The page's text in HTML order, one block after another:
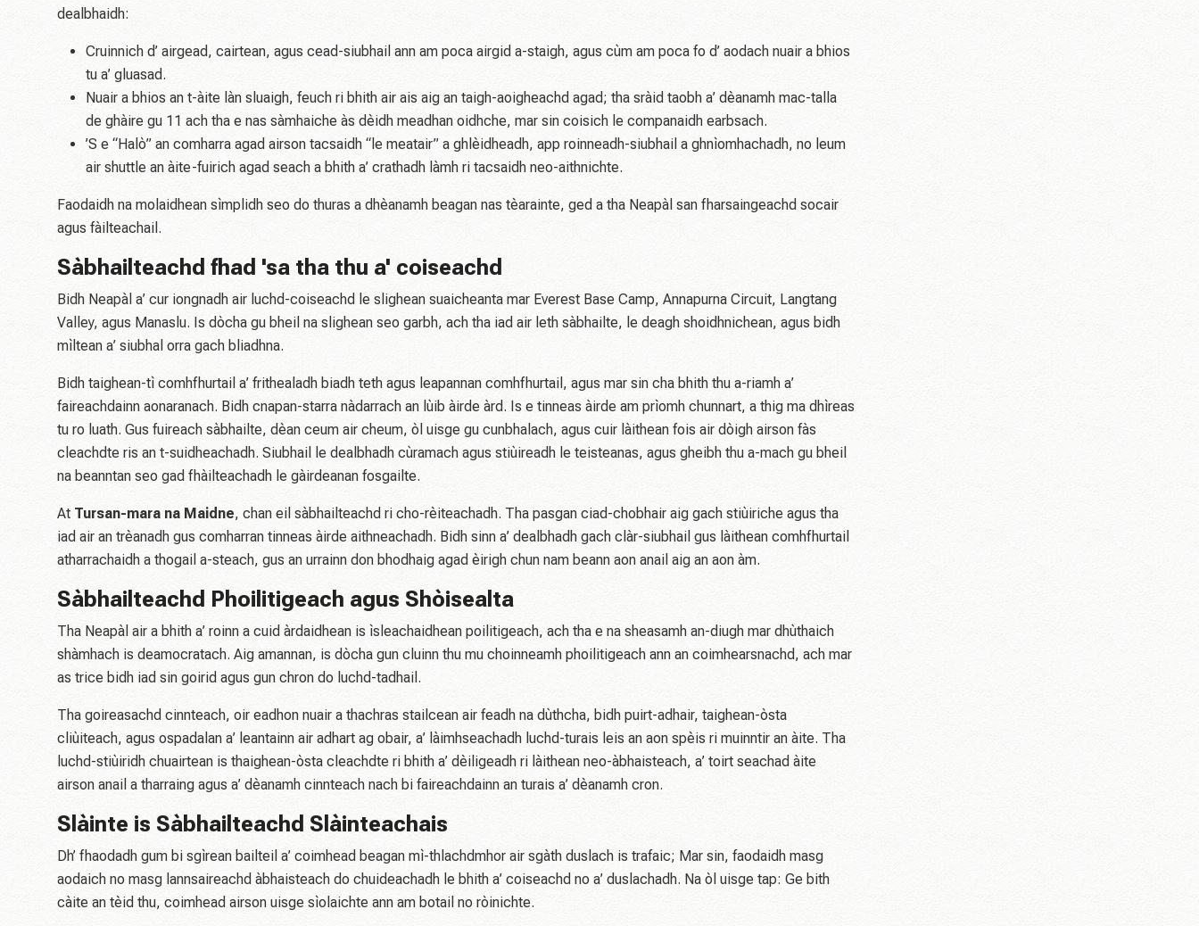
dealbhaidh:
Cruinnich d’ airgead, cairtean, agus cead-siubhail ann am poca airgid a-staigh, agus cùm am poca fo d’ aodach nuair a bhios
tu a’ gluasad.
Nuair a bhios an t-àite làn sluaigh, feuch ri bhith air ais aig an taigh-aoigheachd agad; tha sràid taobh a’ dèanamh mac-talla
de ghàire gu 11 ach tha e nas sàmhaiche às dèidh meadhan oidhche, mar sin coisich le companaidh earbsach.
’S e “Halò” an comharra agad airson tacsaidh “le meatair” a ghlèidheadh, app roinneadh-siubhail a ghnìomhachadh, no leum
air shuttle an àite-fuirich agad seach a bhith a’ crathadh làmh ri tacsaidh neo-aithnichte.
Faodaidh na molaidhean sìmplidh seo do thuras a dhèanamh beagan nas tèarainte, ged a tha Neapàl san fharsaingeachd socair
agus fàilteachail.
Sàbhailteachd fhad 'sa tha thu a' coiseachd
Bidh Neapàl a’ cur iongnadh air luchd-coiseachd le slighean suaicheanta mar Everest Base Camp, Annapurna Circuit, Langtang
Valley, agus Manaslu. Is dòcha gu bheil na slighean seo garbh, ach tha iad air leth sàbhailte, le deagh shoidhnichean, agus bidh
mìltean a’ siubhal orra gach bliadhna.
Bidh taighean-tì comhfhurtail a’ frithealadh biadh teth agus leapannan comhfhurtail, agus mar sin cha bhith thu a-riamh a’
faireachdainn aonaranach. Bidh cnapan-starra nàdarrach an lùib àirde àrd. Is e tinneas àirde am prìomh chunnart, a thig ma dhìreas
tu ro luath. Gus fuireach sàbhailte, dèan ceum air cheum, òl uisge gu cunbhalach, agus cuir làithean fois air dòigh airson fàs
cleachdte ris an t-suidheachadh. Siubhail le dealbhadh cùramach agus stiùireadh le teisteanas, agus gheibh thu a-mach gu bheil
na beanntan seo gad fhàilteachadh le gàirdeanan fosgailte.
At Tursan-mara na Maidne, chan eil sàbhailteachd ri cho-rèiteachadh. Tha pasgan ciad-chobhair aig gach stiùiriche agus tha
iad air an trèanadh gus comharran tinneas àirde aithneachadh. Bidh sinn a’ dealbhadh gach clàr-siubhail gus làithean comhfhurtail
atharrachaidh a thogail a-steach, gus an urrainn don bhodhaig agad èirigh chun nam beann aon anail aig an aon àm.
Sàbhailteachd Phoilitigeach agus Shòisealta
Tha Neapàl air a bhith a’ roinn a cuid àrdaidhean is ìsleachaidhean poilitigeach, ach tha e na sheasamh an-diugh mar dhùthaich
shàmhach is deamocratach. Aig amannan, is dòcha gun cluinn thu mu choinneamh phoilitigeach ann an coimhearsnachd, ach mar
as trice bidh iad sin goirid agus gun chron do luchd-tadhail.
Tha goireasachd cinnteach, oir eadhon nuair a thachras stailcean air feadh na dùthcha, bidh puirt-adhair, taighean-òsta
cliùiteach, agus ospadalan a’ leantainn air adhart ag obair, a’ làimhseachadh luchd-turais leis an aon spèis ri muinntir an àite. Tha
luchd-stiùiridh chuairtean is thaighean-òsta cleachdte ri bhith a’ dèiligeadh ri làithean neo-àbhaisteach, a’ toirt seachad àite
airson anail a tharraing agus a’ dèanamh cinnteach nach bi faireachdainn an turais a’ dèanamh cron.
Slàinte is Sàbhailteachd Slàinteachais
Dh’ fhaodadh gum bi sgìrean bailteil a’ coimhead beagan mì-thlachdmhor air sgàth duslach is trafaic; Mar sin, faodaidh masg
aodaich no masg lannsaireachd àbhaisteach do chuideachadh le bhith a’ coiseachd no a’ duslachadh. Na òl uisge tap: Ge bith
càite an tèid thu, coimhead airson uisge sìolaichte ann am botail no ròinichte.